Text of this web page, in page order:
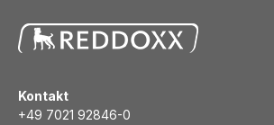
Kontakt
+49 7021 92846-0